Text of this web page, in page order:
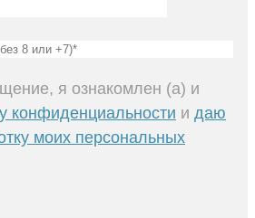
я ознакомлен (а) и
конфиденциальности и даю
моих персональных